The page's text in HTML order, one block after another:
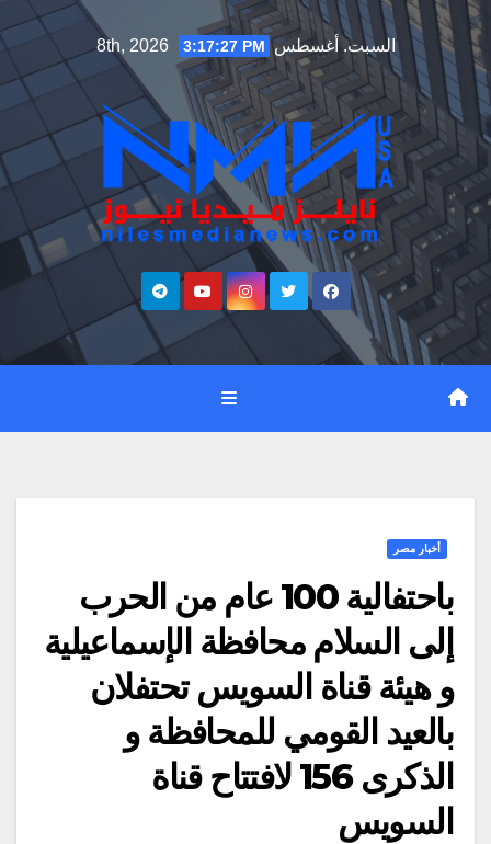
Skip
to
content
السبت. أغسطس 8th, 2026 3:17:28 PM
أخبار مصر
باحتفالية 100 عام من الحرب
إلى السلام محافظة الإسماعيلية
و هيئة قناة السويس تحتفلان
بالعيد القومي للمحافظة و
الذكرى 156 لافتتاح قناة
السويس